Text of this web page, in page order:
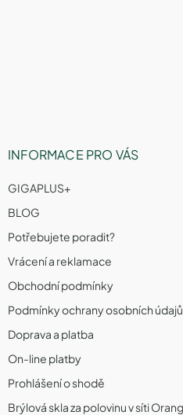
INFORMACE PRO VÁS
GIGAPLUS+
BLOG
Potřebujete poradit?
Vrácení a reklamace
Obchodní podmínky
Podmínky ochrany osobních údajů
Doprava a platba
On-line platby
Prohlášení o shodě
Brýlová skla za polovinu v síti